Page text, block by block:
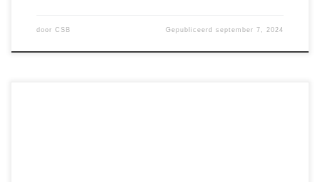
door CSB Gepubliceerdseptember 7, 2024